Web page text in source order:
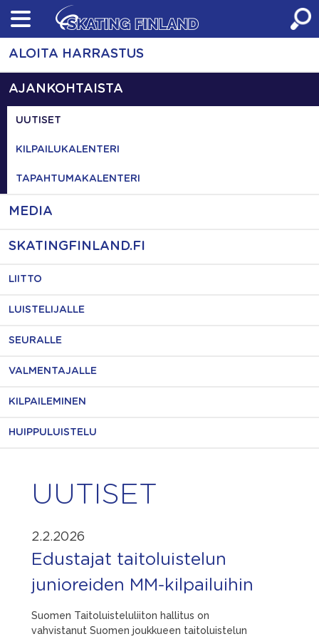
Skip
content
ALOITA HARRASTUS
AJANKOHTAISTA
UUTISET
KILPAILUKALENTERI
TAPAHTUMAKALENTERI
MEDIA
SKATINGFINLAND.FI
LIITTO
LUISTELIJALLE
SEURALLE
VALMENTAJALLE
KILPAILEMINEN
HUIPPULUISTELU
UUTISET
2.2.2026
Edustajat taitoluistelun
junioreiden MM-kilpailuihin
Suomen Taitoluisteluliiton hallitus on
vahvistanut Suomen joukkueen taitoluistelun